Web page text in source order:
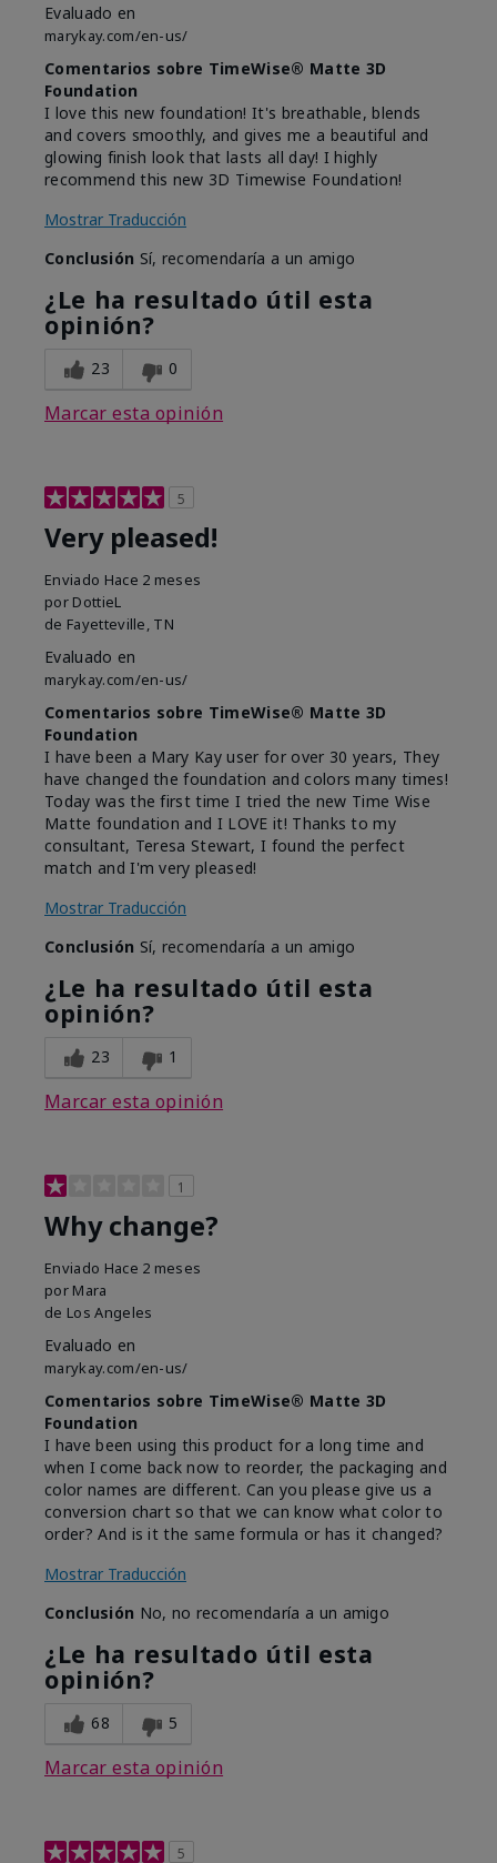
Evaluado en
marykay.com/en-us/
Comentarios sobre TimeWise® Matte 3D
Foundation
I love this new foundation! It's breathable, blends
and covers smoothly, and gives me a beautiful and
glowing finish look that lasts all day! I highly
recommend this new 3D Timewise Foundation!
Mostrar Traducción
Conclusión Sí, recomendaría a un amigo
¿Le ha resultado útil esta
opinión?
23 0
Marcar esta opinión
5
Very pleased!
Enviado Hace 2 meses
por DottieL
de Fayetteville, TN
Evaluado en
marykay.com/en-us/
Comentarios sobre TimeWise® Matte 3D
Foundation
I have been a Mary Kay user for over 30 years, They
have changed the foundation and colors many times!
Today was the first time I tried the new Time Wise
Matte foundation and I LOVE it! Thanks to my
consultant, Teresa Stewart, I found the perfect
match and I'm very pleased!
Mostrar Traducción
Conclusión Sí, recomendaría a un amigo
¿Le ha resultado útil esta
opinión?
23 1
Marcar esta opinión
1
Why change?
Enviado Hace 2 meses
por Mara
de Los Angeles
Evaluado en
marykay.com/en-us/
Comentarios sobre TimeWise® Matte 3D
Foundation
I have been using this product for a long time and
when I come back now to reorder, the packaging and
color names are different. Can you please give us a
conversion chart so that we can know what color to
order? And is it the same formula or has it changed?
Mostrar Traducción
Conclusión No, no recomendaría a un amigo
¿Le ha resultado útil esta
opinión?
68 5
Marcar esta opinión
5